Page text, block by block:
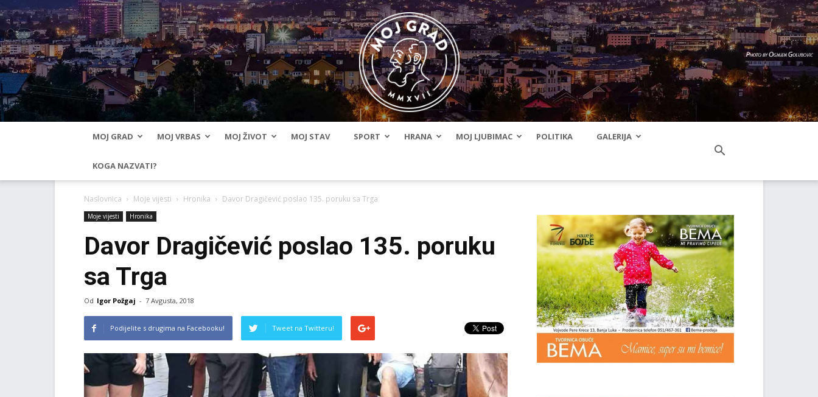
MOJ GRAD MOJ VRBAS MOJ ŽIVOT MOJ STAV SPORT HRANA MOJ LJUBIMAC POLITIKA GALERIJA
KOGA NAZVATI?
Naslovnica Moje vijesti Hronika Davor Dragičević poslao 135. poruku sa Trga
Moje vijesti Hronika
Davor Dragičević poslao 135. poruku
sa Trga
Od Igor Požgaj - 7 Avgusta, 2018
Podijelite s drugima na Facebooku! Tweet na Twitteru!